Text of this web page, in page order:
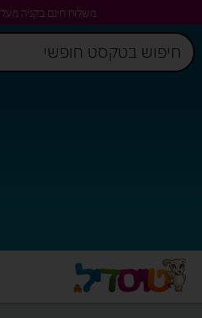
משלוח חינם בקניה מעל 329 ש"ח!!